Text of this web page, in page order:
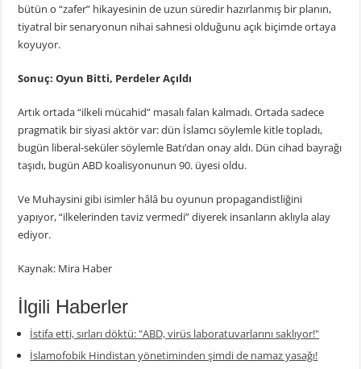
bütün o “zafer” hikayesinin de uzun süredir hazırlanmış bir planın,
tiyatral bir senaryonun nihai sahnesi olduğunu açık biçimde ortaya
koyuyor.
Sonuç: Oyun Bitti, Perdeler Açıldı
Artık ortada “ilkeli mücahid” masalı falan kalmadı. Ortada sadece
pragmatik bir siyasi aktör var: dün İslamcı söylemle kitle topladı,
bugün liberal-seküler söylemle Batı’dan onay aldı. Dün cihad bayrağı
taşıdı, bugün ABD koalisyonunun 90. üyesi oldu.
Ve Muhaysini gibi isimler hâlâ bu oyunun propagandistliğini
yapıyor, “ilkelerinden taviz vermedi” diyerek insanların aklıyla alay
ediyor.
Kaynak: Mira Haber
İlgili Haberler
İstifa etti, sırları döktü: "ABD, virüs laboratuvarlarını saklıyor!"
İslamofobik Hindistan yönetiminden şimdi de namaz yasağı!